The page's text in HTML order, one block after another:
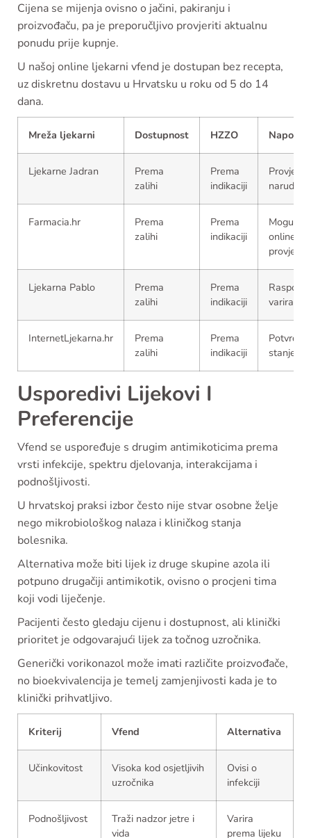
Cijena se mijenja ovisno o jačini, pakiranju i
proizvođaču, pa je preporučljivo provjeriti aktualnu
ponudu prije kupnje.
U našoj online ljekarni vfend je dostupan bez recepta,
uz diskretnu dostavu u Hrvatsku u roku od 5 do 14
dana.
Mreža ljekarni Dostupnost HZZO
Ljekarne Jadran
Prema
zalihi
Prema
indikaciji
Provjeriti
narudžbu
Farmacia.hr
Prema
zalihi
Prema
indikaciji
Moguća
online
provjera
Ljekarna Pablo
Prema
zalihi
Prema
indikaciji
varira
InternetLjekarna.hr
Prema
zalihi
Prema
indikaciji
Potvrditi
stanje
Usporedivi Lijekovi I
Preferencije
Vfend se uspoređuje s drugim antimikoticima prema
vrsti infekcije, spektru djelovanja, interakcijama i
podnošljivosti.
U hrvatskoj praksi izbor često nije stvar osobne želje
nego mikrobiološkog nalaza i kliničkog stanja
bolesnika.
Alternativa može biti lijek iz druge skupine azola ili
potpuno drugačiji antimikotik, ovisno o procjeni tima
koji vodi liječenje.
Pacijenti često gledaju cijenu i dostupnost, ali klinički
prioritet je odgovarajući lijek za točnog uzročnika.
Generički vorikonazol može imati različite proizvođače,
no bioekvivalencija je temelj zamjenjivosti kada je to
klinički prihvatljivo.
Kriterij Vfend Alternativa
Učinkovitost
Visoka kod osjetljivih
uzročnika
Ovisi o
infekciji
Podnošljivost
Traži nadzor jetre i
vida
Varira
prema lijeku